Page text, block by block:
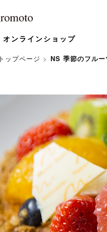
ンラインショップ
トップページ > NS 季節のフル